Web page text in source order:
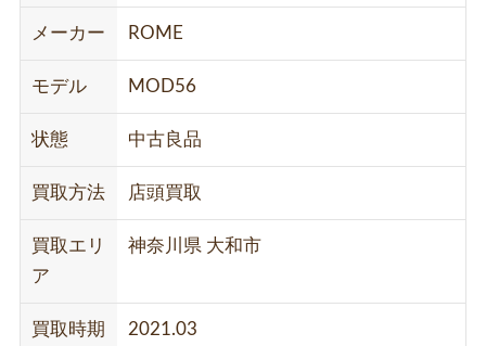
メーカー ROME
モデル MOD56
状態 中古良品
買取方法 店頭買取
買取エリ
ア
神奈川県 大和市
買取時期 2021.03